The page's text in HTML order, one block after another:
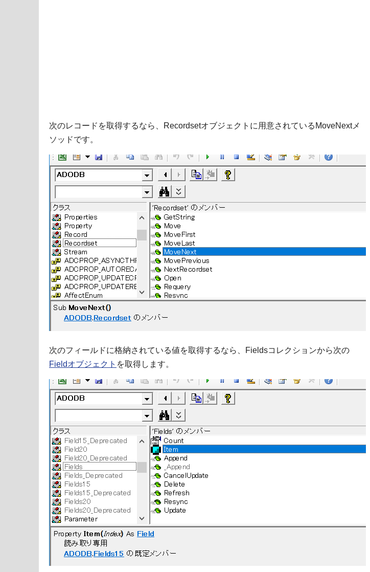
次のレコードを取得するなら、Recordsetオブジェクトに用意されているMoveNextメ
ソッドです。
次のフィールドに格納されている値を取得するなら、Fieldsコレクションから次の
Fieldオブジェクト を取得します。